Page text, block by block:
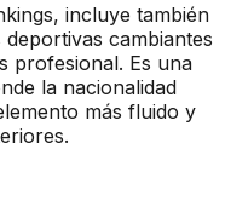
incluye también
cambiantes
profesional. Es una
la nacionalidad
más fluido y